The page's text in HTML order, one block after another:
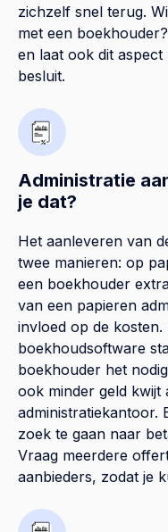
zichzelf snel terug.
met een
en laat ook dit aspect
besluit.
Administratie
je dat?
Het aanleveren van
twee manieren: op
een boekhouder
van een papieren
invloed op de kosten.
boekhoudsoftware
boekhouder het
ook minder geld
administratiekantoor.
zoek te gaan naar
Vraag meerdere
aanbieders, zodat je